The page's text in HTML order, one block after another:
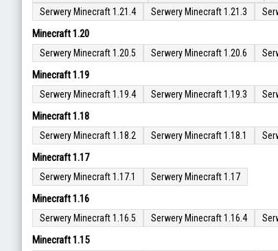
Serwery Minecraft 1.21.4
Serwery Minecraft 1.21.3
Minecraft 1.20
Serwery Minecraft 1.20.5 Serwery Minecraft 1.20.6
Minecraft 1.19
Serwery Minecraft 1.19.4 Serwery Minecraft 1.19.3
Minecraft 1.18
Serwery Minecraft 1.18.2 Serwery Minecraft 1.18.1
Minecraft 1.17
Serwery Minecraft 1.17.1 Serwery Minecraft 1.17
Minecraft 1.16
Serwery Minecraft 1.16.5 Serwery Minecraft 1.16.4
Minecraft 1.15